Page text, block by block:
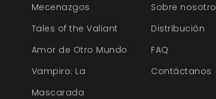
Mecenazgos
Tales of the Valiant
Amor de Otro Mundo
Vampiro: La
Mascarada
Sobre
Distribución
FAQ
Contáctanos